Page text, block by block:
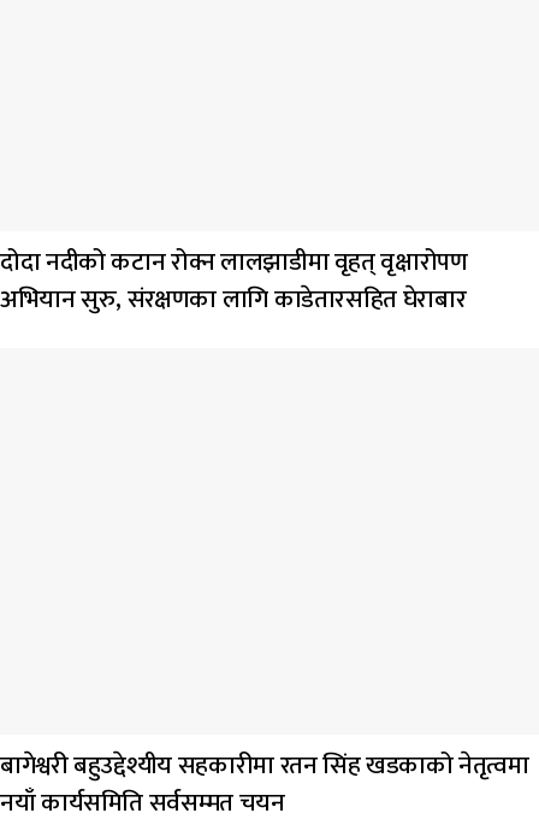
दोदा नदीको कटान रोक्न लालझाडीमा वृहत् वृक्षारोपण
अभियान सुरु, संरक्षणका लागि काडेतारसहित घेराबार
बागेश्वरी बहुउद्देश्यीय सहकारीमा रतन सिंह खडकाको नेतृत्वमा
नयाँ कार्यसमिति सर्वसम्मत चयन